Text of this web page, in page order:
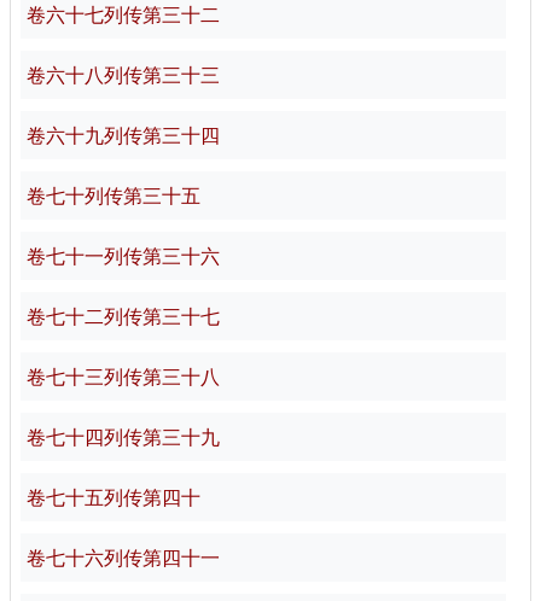
卷六十七列传第三十二
卷六十八列传第三十三
卷六十九列传第三十四
卷七十列传第三十五
卷七十一列传第三十六
卷七十二列传第三十七
卷七十三列传第三十八
卷七十四列传第三十九
卷七十五列传第四十
卷七十六列传第四十一